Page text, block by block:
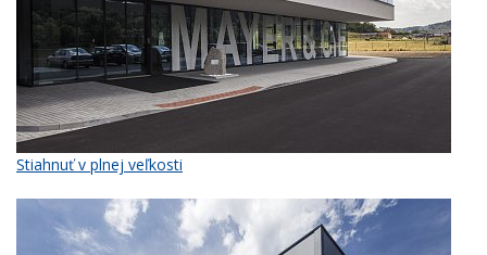
Stiahnuť v plnej veľkosti